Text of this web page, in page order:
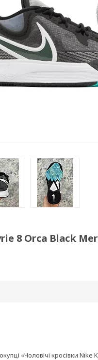
8 Orca Black
«Чоловічі кросівки Nike